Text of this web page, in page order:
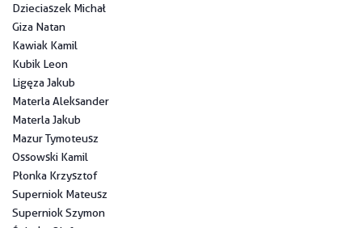
Dzieciaszek Michał
Giza Natan
Kawiak Kamil
Kubik Leon
Ligęza Jakub
Materla Aleksander
Materla Jakub
Mazur Tymoteusz
Ossowski Kamil
Płonka Krzysztof
Superniok Mateusz
Superniok Szymon